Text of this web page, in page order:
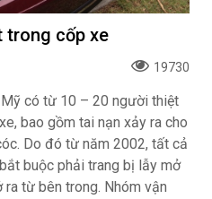
trong cốp xe
19730
có từ 10 – 20 người thiệt
bao gồm tai nạn xảy ra cho
Do đó từ năm 2002, tất cả
buộc phải trang bị lẫy mở
từ bên trong. Nhóm vận